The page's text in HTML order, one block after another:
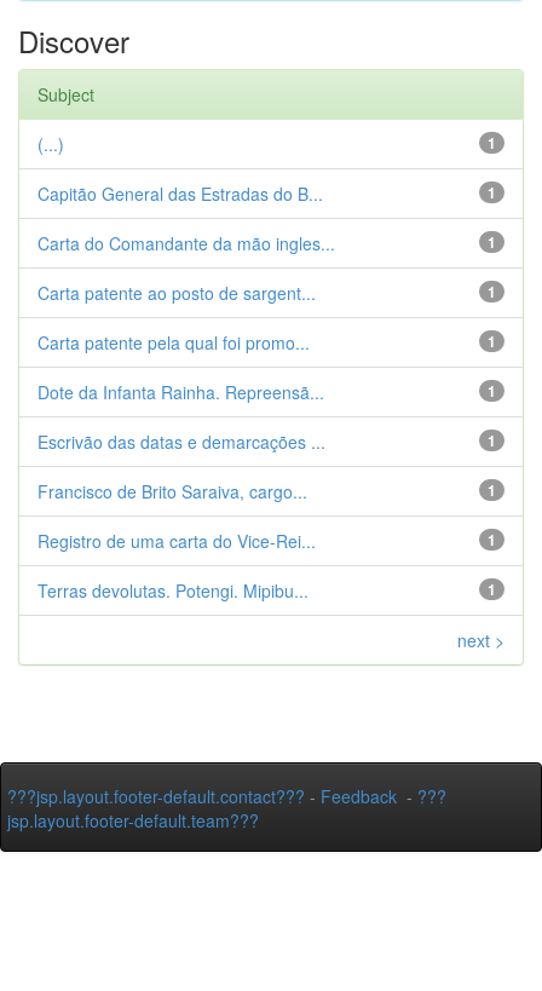
Discover
Subject
1
(...)
1
Capitão General das Estradas do B...
1
Carta do Comandante da mão ingles...
1
Carta patente ao posto de sargent...
1
Carta patente pela qual foi promo...
1
Dote da Infanta Rainha. Repreensã...
1
Escrivão das datas e demarcações ...
1
Francisco de Brito Saraiva, cargo...
1
Registro de uma carta do Vice-Rei...
1
Terras devolutas. Potengi. Mipibu...
next >
???jsp.layout.footer-default.contact??? - Feedback - ???
jsp.layout.footer-default.team???